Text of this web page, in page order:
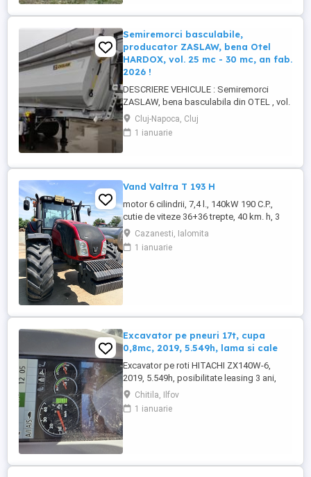
Semiremorci basculabile,
producator ZASLAW, bena Otel
HARDOX, vol. 25 mc - 30 mc, an fab.
2026 !
DESCRIERE VEHICULE : Semiremorci
ZASLAW, bena basculabila din OTEL , vol.
24 mc - 30 mc, (stoc nou 2026 sau in
fabricatie ZASLAW) . DETALII: -
Semiremorci basculabile pe 3 axe, bena
Cluj-Napoca, Cluj
1 ianuarie
Vand Valtra T 193 H
motor 6 cilindrii, 7,4 l., 140kW 190 C.P.,
cutie de viteze 36+36 trepte, 40 km. h, 3
prize hidraulice, 650 65 r 42 spate, 540 65 r
30, 6.240 ore, an 2013, TVA inclus în preț.
Cazanesti, Ialomita
1 ianuarie
Excavator pe pneuri 17t, cupa
0,8mc, 2019, 5.549h, lama si cale
Excavator pe roti HITACHI ZX140W-6,
2019, 5.549h, posibilitate leasing 3 ani,
STARE FOARTE BUNA. Se poate vedea si
proba in Chitila , sos de Centura Bucuresti
la UTIROM INVEST SRL
Chitila, Ilfov
1 ianuarie